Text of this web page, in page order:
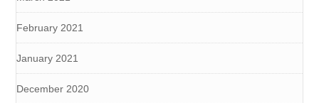
February 2021
January 2021
December 2020